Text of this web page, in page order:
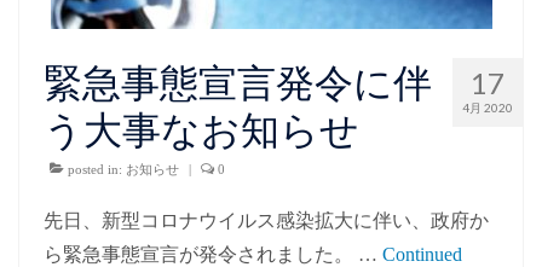
17
4月 2020
緊急事態宣言発令に伴
う大事なお知らせ
posted in: お知らせ | 0
先日、新型コロナウイルス感染拡大に伴い、政府か
ら緊急事態宣言が発令されました。 … Continued